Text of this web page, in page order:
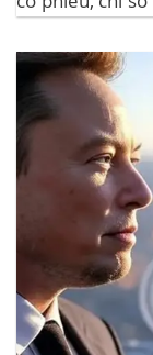
giao dịch tiền